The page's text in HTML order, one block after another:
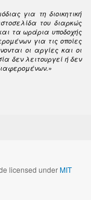
για τη διοικητική
του διαρκώς
τα ωράρια υποδοχής
για τις οποίες
οι αργίες και οι
δεν λειτουργεί ή δεν
licensed underMIT